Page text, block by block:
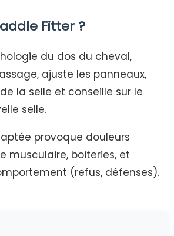
Fitter ?
du dos du cheval,
ajuste les panneaux,
la selle et conseille sur le
selle.
provoque douleurs
musculaire, boiteries, et
(refus, défenses).